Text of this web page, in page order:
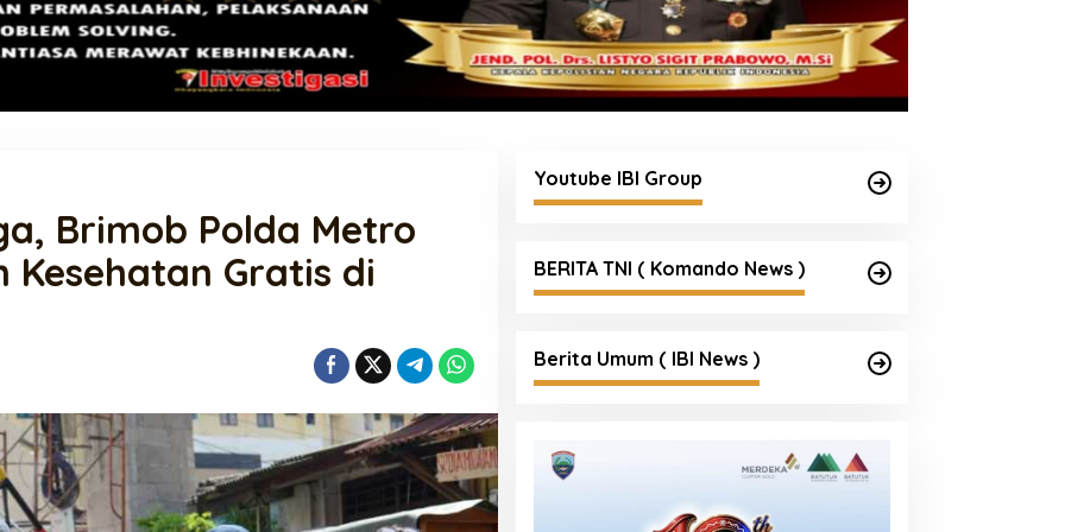
Brimob Polda Metro
Kesehatan Gratis di
Youtube IBI Group
BERITA TNI ( Komando News )
Berita Umum ( IBI News )